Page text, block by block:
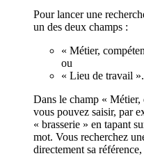
Pour lancer une
un des deux champs :
« Métier,
ou
« Lieu de travail ».
Dans le champ «
vous pouvez saisir, par
« brasserie » en tapant
mot. Vous recherchez
directement sa